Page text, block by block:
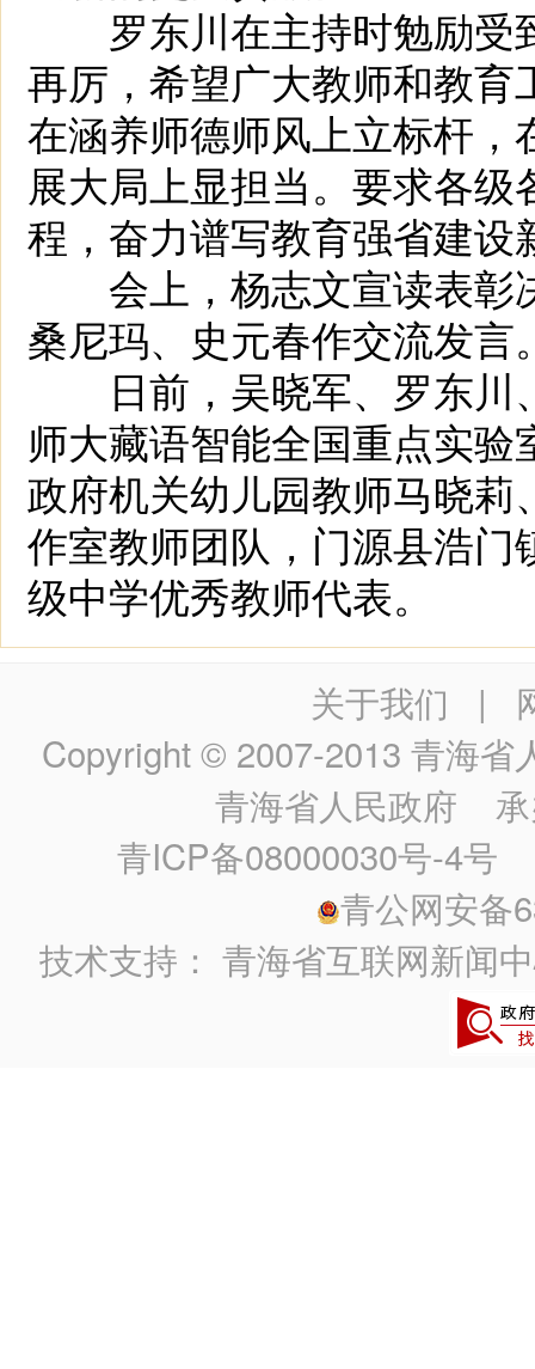
罗东川在主持时勉励受
再厉，希望广大教师和教
在涵养师德师风上立标杆
展大局上显担当。要求各
程，奋力谱写教育强省建设
会上，杨志文宣读表彰
桑尼玛、史元春作交流发言
日前，吴晓军、罗东川
师大藏语智能全国重点实
政府机关幼儿园教师马晓
作室教师团队，门源县浩
级中学优秀教师代表。
关于我们 |
Copyright © 2007-2013 青海省
青海省人民政府 承
青ICP备08000030号-4号
青公网安备
技术支持：青海省互联网新闻